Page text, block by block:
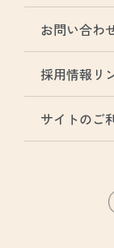
お問い合わ
採用情報リ
サイトのご